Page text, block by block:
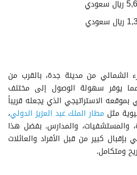
الشمالي من مدينة جدة، بالقرب من
مما يوفر سهولة الوصول إلى مختلف
بموقعه الاستراتيجي الذي يجعله قريباً
مثل مطار الملك عبد العزيز الدولي،
والمستشفيات، والمدارس. بفضل هذا
كبير من قبل الأفراد والعائلات
ومتكامل.